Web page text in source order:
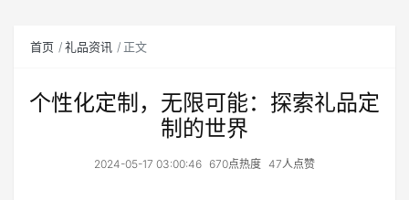
首页 礼品资讯 正文
个性化定制，无限可能：探索礼品定
制的世界
2024-05-17 03:00:46 670点热度 47人点赞